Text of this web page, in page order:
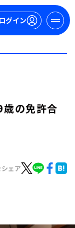
ログイン
歳の免許合
ェア